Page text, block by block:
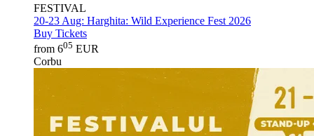
FESTIVAL
20-23 Aug: Harghita: Wild Experience Fest 2026
Buy Tickets
from 605 EUR
Corbu